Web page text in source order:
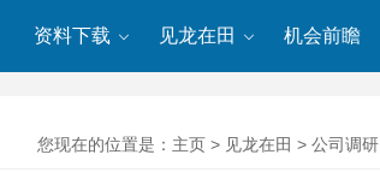
资料下载 见龙在田 机会前瞻
您现在的位置是： 主页 > 见龙在田 > 公司调研